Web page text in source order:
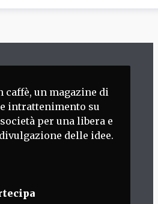
caffè, un magazine di
intrattenimento su
per una libera e
delle idee.